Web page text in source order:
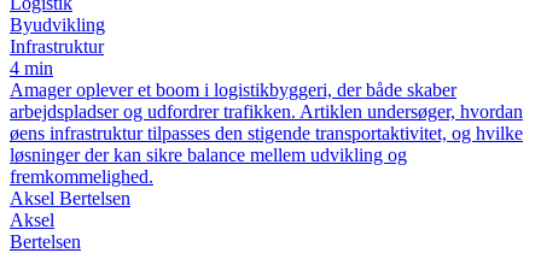
Byudvikling
Infrastruktur
4 min
Amager oplever et boom i logistikbyggeri, der både skaber
arbejdspladser og udfordrer trafikken. Artiklen undersøger, hvordan
øens infrastruktur tilpasses den stigende transportaktivitet, og hvilke
løsninger der kan sikre balance mellem udvikling og
fremkommelighed.
Aksel Bertelsen
Aksel
Bertelsen